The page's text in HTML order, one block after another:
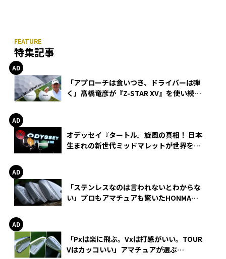
特集記事
「アプローチは食いつき、ドライバーは弾
く」髙橋竜彦が『Z-STAR XV』を使い続け
オデッセイ『タートル』旋風の真相！ 日本
生まれの新世代ミッドマレットが世界を席
「ステンレスなのは言われないとわからな
い」プロもアマチュアも驚いたHONMA
「Pxは楽に飛ぶ。Vxは打感がいい。TOUR
Vはカッコいい」アマチュアが選ぶ